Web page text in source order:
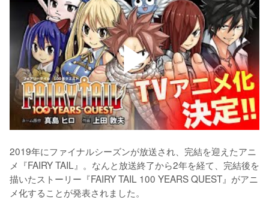
2019年にファイナルシーズンが放送され、完結を迎えたアニ
メ『FAIRY TAIL』。なんと放送終了から2年を経て、完結後を
描いたストーリー『FAIRY TAIL 100 YEARS QUEST』がアニ
メ化することが発表されました。